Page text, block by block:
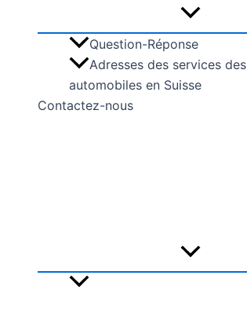
Question-Réponse
Adresses des services des
automobiles en Suisse
Contactez-nous